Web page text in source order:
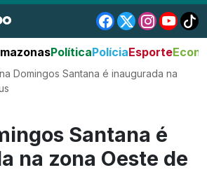
PolíticaPolíciaEsporte
Domingos Santana é inaugurada na
Santana é
na zona Oeste de